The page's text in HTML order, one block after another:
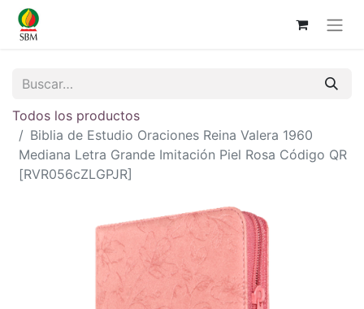
Todos los productos
Biblia de Estudio Oraciones Reina Valera 1960
Mediana Letra Grande Imitación Piel Rosa Código QR
[RVR056cZLGPJR]